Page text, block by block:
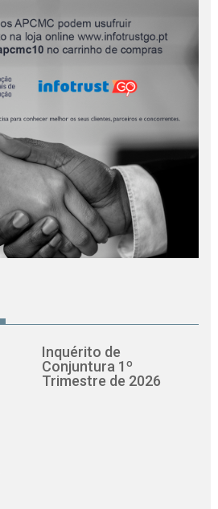
Inquérito de
Conjuntura 1º
Trimestre de 2026